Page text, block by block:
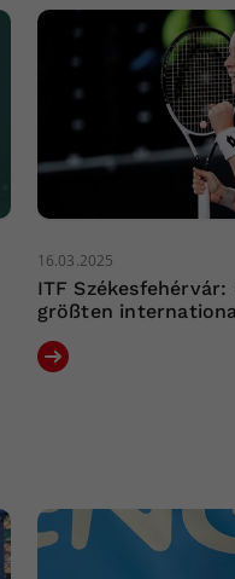
16.03.2025
ITF
größten